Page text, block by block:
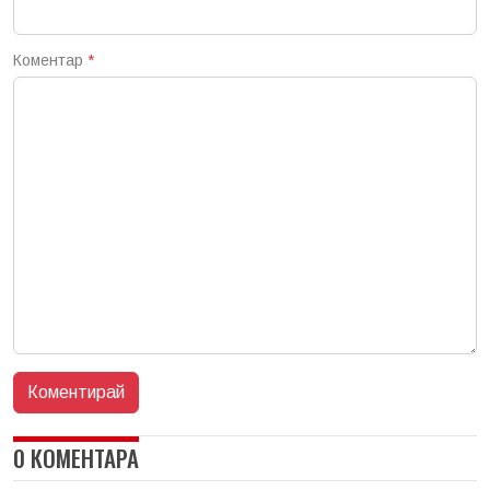
Коментар *
0 КОМЕНТАРА